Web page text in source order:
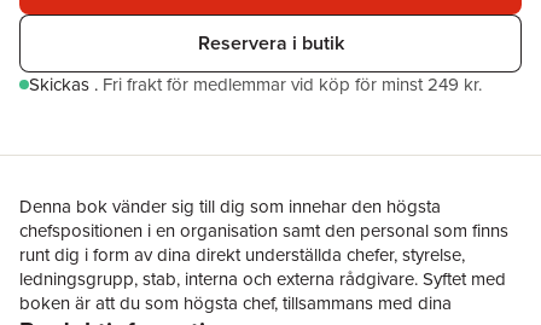
Reservera i butik
Skickas . Fri frakt för medlemmar vid köp för minst 249 kr.
Denna bok vänder sig till dig som innehar den högsta
chefspositionen i en organisation samt den personal som finns
runt dig i form av dina direkt underställda chefer, styrelse,
ledningsgrupp, stab, interna och externa rådgivare. Syftet med
boken är att du som högsta chef, tillsammans med dina